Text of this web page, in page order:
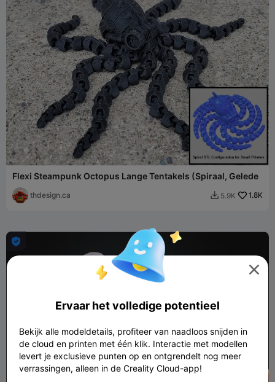
Flexi Steampunk Octopus Lange Tentakels (Spiraal, Gelede
thdesign.ca  5.9K 1.8K


Ervaar het volledige potentieel
Bekijk alle modeldetails, profiteer van naadloos snijden in
de cloud en printen met één klik. Interactie met modellen
levert je exclusieve punten op en ontgrendelt nog meer
verrassingen, alleen in de Creality Cloud-app!